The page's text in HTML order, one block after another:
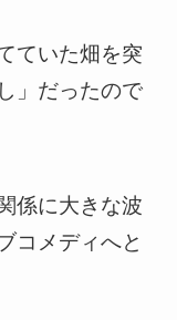
ていた畑を突
」だったので
係に大きな波
コメディへと